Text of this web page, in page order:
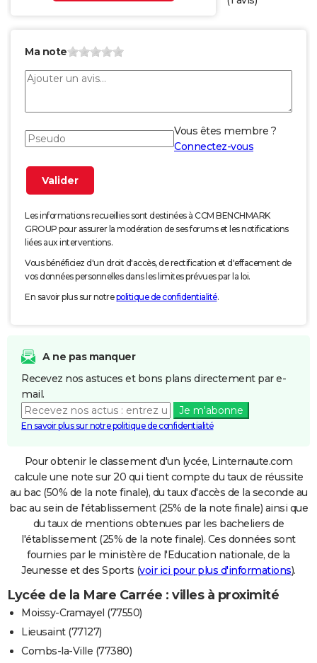
Ma note
Vous êtes membre ?
Connectez-vous
Les informations recueillies sont destinées à CCM BENCHMARK
GROUP pour assurer la modération de ses forums et les notifications
liées aux interventions.
Vous bénéficiez d'un droit d'accès, de rectification et d'effacement de
vos données personnelles dans les limites prévues par la loi.
En savoir plus sur notrepolitique de confidentialité.
A ne pas manquer
Recevez nos astuces et bons plans directement par e-
mail.
Je m'abonne
En savoir plus sur notre politique de confidentialité
Pour obtenir le classement d'un lycée, Linternaute.com
calcule une note sur 20 qui tient compte du taux de réussite
au bac (50% de la note finale), du taux d'accès de la seconde au
bac au sein de l'établissement (25% de la note finale) ainsi que
du taux de mentions obtenues par les bacheliers de
l'établissement (25% de la note finale). Ces données sont
fournies par le ministère de l'Education nationale, de la
Jeunesse et des Sports (voir ici pour plus d'informations).
Lycée de la Mare Carrée : villes à proximité
Moissy-Cramayel (77550)
Lieusaint (77127)
Combs-la-Ville (77380)